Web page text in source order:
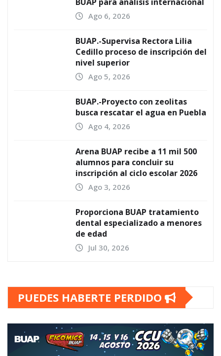
Ago 6, 2026
BUAP.-Supervisa Rectora Lilia
Cedillo proceso de inscripción del
nivel superior
Ago 5, 2026
BUAP.-Proyecto con zeolitas
busca rescatar el agua en Puebla
Ago 4, 2026
Arena BUAP recibe a 11 mil 500
alumnos para concluir su
inscripción al ciclo escolar 2026
Ago 3, 2026
Proporciona BUAP tratamiento
dental especializado a menores
de edad
Jul 30, 2026
PUEDES HABERTE PERDIDO